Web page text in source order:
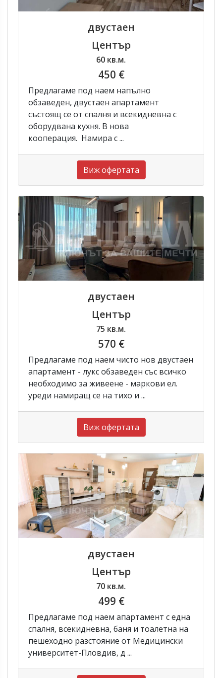
двустаен
Център
60 кв.м.
450 €
Предлагаме под наем напълно
обзаведен, двустаен апартамент
състоящ се от спалня и всекидневна с
оборудвана кухня. В нова
кооперация. Намира с ...
Виж офертата
двустаен
Център
75 кв.м.
570 €
Предлагаме под наем чисто нов двустаен
апартамент - лукс обзаведен със всичко
необходимо за живеене - маркови ел.
уреди намиращ се на тихо и ...
Виж офертата
двустаен
Център
70 кв.м.
499 €
Предлагаме под наем апартамент с една
спалня, всекидневна, баня и тоалетна на
пешеходно разстояние от Медицински
университет-Пловдив, д ...